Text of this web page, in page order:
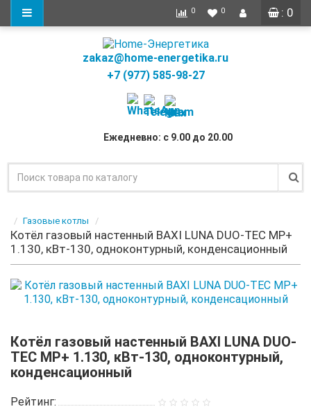
: 0
0 0
zakaz@home-energetika.ru
+7 (977) 585-98-27
Ежедневно: с 9.00 до 20.00
Газовые котлы
Котёл газовый настенный BAXI LUNA DUO-TEC MP+
1.130, кВт-130, одноконтурный, конденсационный
Котёл газовый настенный BAXI LUNA DUO-
TEC MP+ 1.130, кВт-130, одноконтурный,
конденсационный
Рейтинг: